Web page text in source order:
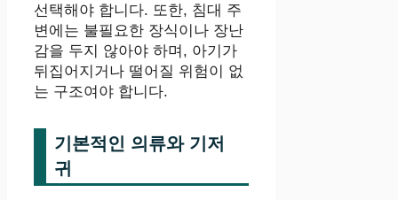
선택해야 합니다. 또한, 침대 주
변에는 불필요한 장식이나 장난
감을 두지 않아야 하며, 아기가
뒤집어지거나 떨어질 위험이 없
는 구조여야 합니다.
기본적인 의류와 기저
귀